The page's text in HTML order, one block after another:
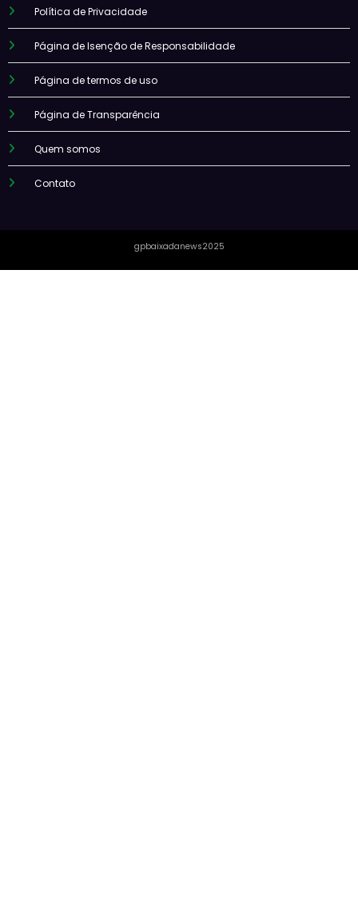
Política de Privacidade
Página de Isenção de Responsabilidade
Página de termos de uso
Página de Transparência
Quem somos
Contato
gpbaixadanews2025